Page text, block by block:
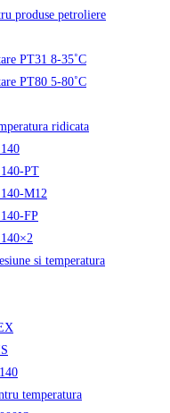
produse petroliere
PT31 8-35˚C
PT80 5-80˚C
ridicata
PT
M12
FP
si temperatura
temperatura